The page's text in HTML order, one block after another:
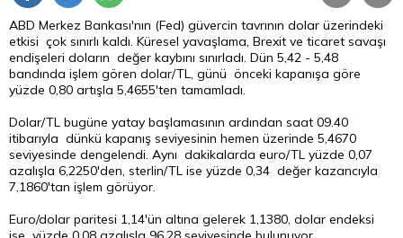
ABD Merkez Bankası'nın (Fed) güvercin tavrının dolar üzerindeki
etkisi çok sınırlı kaldı. Küresel yavaşlama, Brexit ve ticaret savaşı
endişeleri doların değer kaybını sınırladı. Dün 5,42 - 5,48
bandında işlem gören dolar/TL, günü önceki kapanışa göre
yüzde 0,80 artışla 5,4655'ten tamamladı.
Dolar/TL bugüne yatay başlamasının ardından saat 09.40
itibarıyla dünkü kapanış seviyesinin hemen üzerinde 5,4670
seviyesinde dengelendi. Aynı dakikalarda euro/TL yüzde 0,07
azalışla 6,2250'den, sterlin/TL ise yüzde 0,34 değer kazancıyla
7,1860'tan işlem görüyor.
Euro/dolar paritesi 1,14'ün altına gelerek 1,1380, dolar endeksi